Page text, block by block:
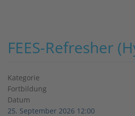
FEES-Refresher
Kategorie
Fortbildung
Datum
25. September 2026 12:00